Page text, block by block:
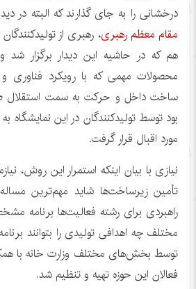
درخشانی را به جای گذارند که البته در
مقام معظم رهبری، رهبری از
هم که در حاشیه این دیدار برگزار شد
محصولات مهمی که با رویکرد فناوری
ساخت داخل و حرکت به سمت استقلال
بود توسط تولیدکنندگان در این نمایشگاه
مورد اقبال قرار گرفت.
نیازی با بیان اینکه استمرار این روش،
تأمین زیرساخت‌ها شاید مهم‌ترین
راهبردی برای رشته فعالیت‌ها برنامه
مختلف چه اهدافی تولیدی را بتوانند
توسط بخش‌های مختلف وزارت خانه با
فعالان این حوزه تهیه و تنظیم شد.